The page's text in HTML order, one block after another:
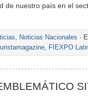
de nuestro país en el
, Noticias Nacionales ·
, FIEXPO